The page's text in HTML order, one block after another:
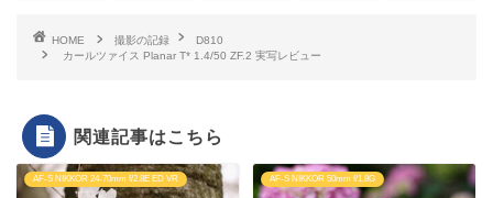
HOME 撮影の記録
D810
カールツァイス Planar T* 1.4/50 ZF.2 実写レビュー
関連記事はこちら
AF-S NIKKOR 24-70mm f/2.8E ED VR AF-S NIKKOR 50mm f/1.8G